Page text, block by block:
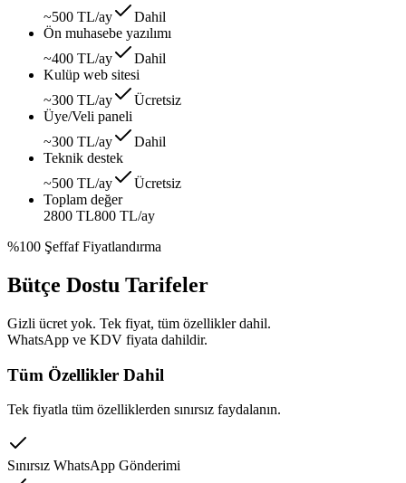
~500 TL/ay
Dahil
Ön muhasebe yazılımı
~400 TL/ay
Dahil
Kulüp web sitesi
~300 TL/ay
Ücretsiz
Üye/Veli paneli
~300 TL/ay
Dahil
Teknik destek
~500 TL/ay
Ücretsiz
Toplam değer
2800 TL800 TL/ay
%100 Şeffaf Fiyatlandırma
Bütçe Dostu Tarifeler
Gizli ücret yok. Tek fiyat, tüm özellikler dahil.
WhatsApp ve KDV fiyata dahildir.
Tüm Özellikler Dahil
Tek fiyatla tüm özelliklerden sınırsız faydalanın.
Sınırsız WhatsApp Gönderimi